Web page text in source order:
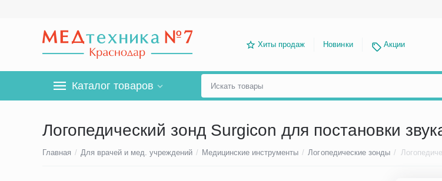
Хиты продаж Новинки Акции
Каталог товаров
Логопедический зонд Surgicon для постановки
Главная / Для врачей и мед. учреждений / Медицинские инструменты / Логопедические зонды /